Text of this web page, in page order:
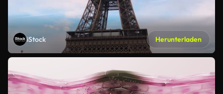
iStock Herunterladen